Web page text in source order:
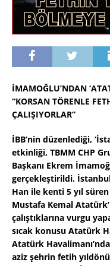
İMAMOĞLU’NDAN
“KORSAN TÖRENLE
ÇALIŞIYORLAR”
İBB’nin düzenlediği,
etkinliği, TBMM CHP
Başkanı Ekrem
gerçekleştirildi.
Han ile kenti 5 yıl
Mustafa Kemal
çalıştıklarına vurgu
sıcak konusu Atatürk
Atatürk
aziz şehrin fetih